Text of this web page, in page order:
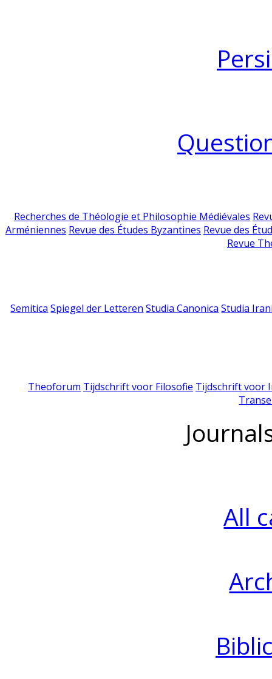
Recherches de Théologie et Philosophie Médiévales
Arméniennes Revue des Études Byzantines Revue des
Revue
Semitica Spiegel der Letteren Studia Canonica Studia
Theoforum Tijdschrift voor Filosofie Tijdschrift voor
All